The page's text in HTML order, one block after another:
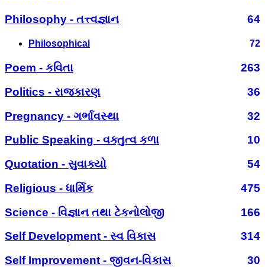
Philosophy - તત્ત્વજ્ઞાન
64
Philosophical 72
Poem - કવિતા
263
Politics - રાજકારણ
36
Pregnancy - ગર્ભાવસ્થા
32
Public Speaking - વક્તુત્વ કળા
10
Quotation - સુવાક્યો
54
Religious - ધાર્મિક
475
Science - વિજ્ઞાન તથા ટેકનોલોજી
166
Self Development - સ્વ વિકાસ
314
Self Improvement - જીવન-વિકાસ
30